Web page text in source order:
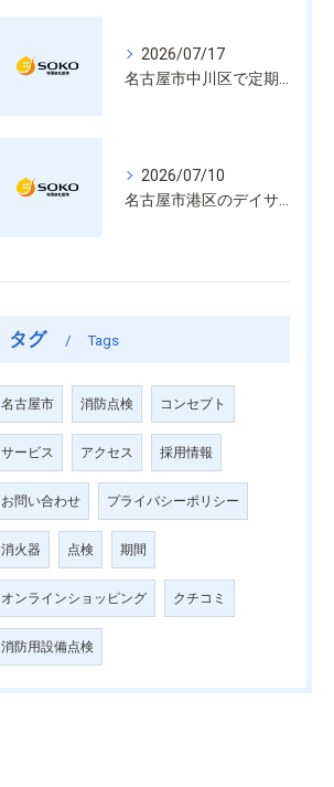
2026/07/17
2026/07/10
タグ Tags
名古屋市 消防点検 コンセプト
サービス アクセス 採用情報
お問い合わせ プライバシーポリシー
消火器 点検 期間
オンラインショッピング クチコミ
消防用設備点検